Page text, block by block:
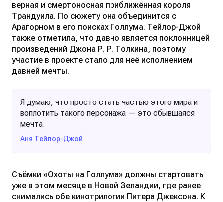
верная и смертоносная приближённая короля
Трандуила. По сюжету она объединится с
Арагорном в его поисках Голлума. Тейлор-Джой
также отметила, что давно является поклонницей
произведений Джона Р. Р. Толкина, поэтому
участие в проекте стало для неё исполнением
давней мечты.
Я думаю, что просто стать частью этого мира и
воплотить такого персонажа — это сбывшаяся
мечта.
Аня Тейлор-Джой
Съёмки «Охоты на Голлума» должны стартовать
уже в этом месяце в Новой Зеландии, где ранее
снимались обе кинотрилогии Питера Джексона. К